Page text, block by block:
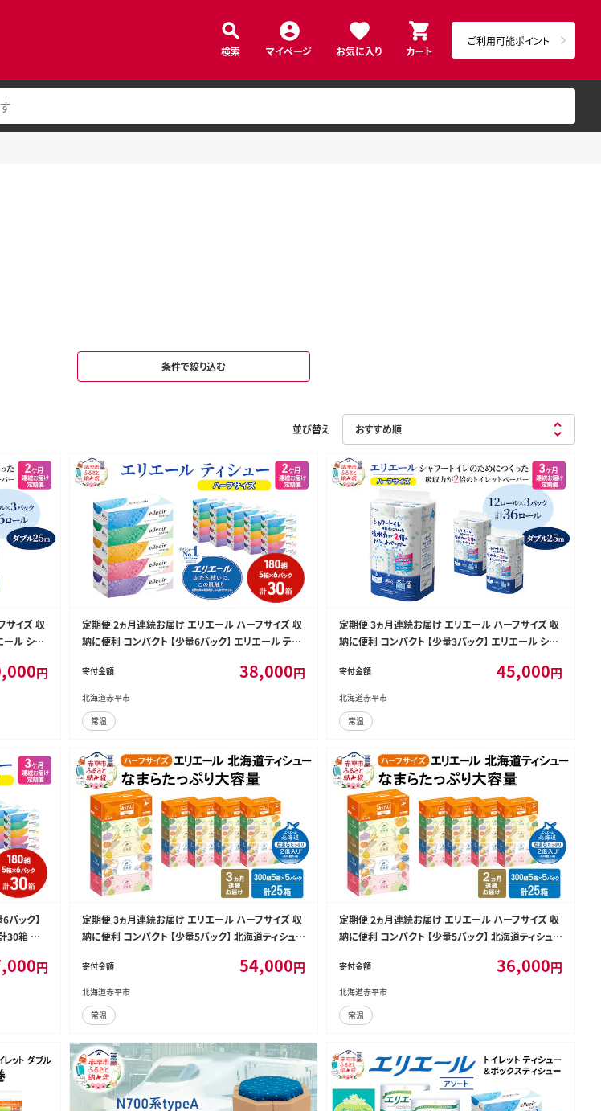
検索 マイページ お気に入り カート
ご利用可能ポイント
条件で絞り込む
並び替え
サイズ 収
ール シャ
ル
円
定期便 2ヵ月連続お届け エリエール ハーフサイズ 収
納に便利 コンパクト 【少量6パック】 エリエール ティ
スティッシュ ペーパー 紙 防災 常備品 定番
寄付金額 38,000円
北海道赤平市
常温
定期便 3ヵ月連続お届け エリエール ハーフサイズ 収
納に便利 コンパクト 【少量3パック】 エリエール シャ
ーパー ダブル 25m 12R 3パック 計36ロール
寄付金額 45,000円
北海道赤平市
常温
パック】
30箱 箱
円
定期便 3ヵ月連続お届け エリエール ハーフサイズ 収
納に便利 コンパクト 【少量5パック】 北海道ティシュ
量 防災 常備品 備蓄品 消耗品 日用品
寄付金額 54,000円
北海道赤平市
常温
定期便 2ヵ月連続お届け エリエール ハーフサイズ 収
納に便利 コンパクト 【少量5パック】 北海道ティシュ
量 防災 常備品 備蓄品 消耗品 日用品
寄付金額 36,000円
北海道赤平市
常温